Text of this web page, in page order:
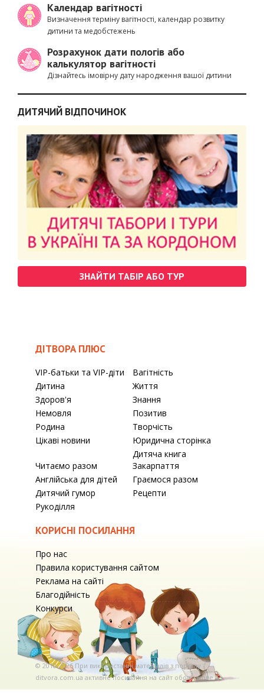
Календар вагітності
Визначення терміну вагітності, календар розвитку
дитини та медобстежень
Розрахунок дати пологів або
калькулятор вагітності
Дізнайтесь імовірну дату народження вашої дитини
ДИТЯЧИЙ ВІДПОЧИНОК
ЗНАЙТИ ТАБІР АБО ТУР
ДІТВОРА ПЛЮС
VIP-батьки та VIP-діти
Вагітність
Дитина
Життя
Здоров'я
Знання
Немовля
Позитив
Родина
Творчість
Цікаві новини
Юридична сторінка
Читаємо разом
Дитяча книга
Закарпаття
Англійська для дітей
Граємося разом
Дитячий гумор
Рецепти
Рукоділля
КОРИСНІ ПОСИЛАННЯ
Про нас
Правила користування сайтом
Реклама на сайті
Благодійність
Конкурси
© 2010-2026 При використаннi матерiалiв з порталу
ditvora.com.ua активне посилання на сайт обов'язкове. .